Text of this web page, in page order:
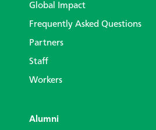
Global Impact
Frequently Asked Questions
Partners
Staff
Workers
Alumni